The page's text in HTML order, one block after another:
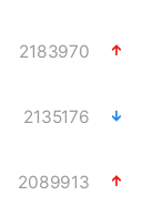
2183970
2135176
2089913